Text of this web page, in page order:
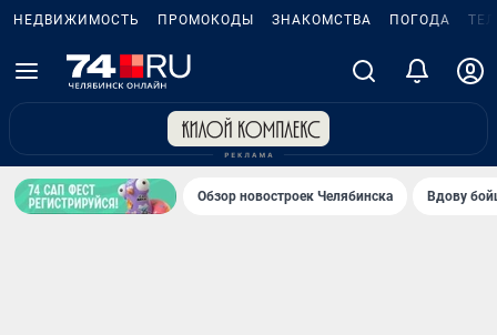
НЕДВИЖИМОСТЬ ПРОМОКОДЫ ЗНАКОМСТВА ПОГОДА
Обзор новостроек Челябинска Вдову